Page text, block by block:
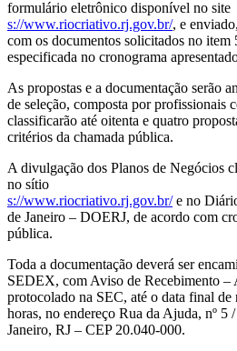
formulário eletrônico disponível no site
s://www.riocriativo.rj.gov.br/, e
com os documentos solicitados no item
especificada no cronograma
As propostas e a documentação serão
de seleção, composta por profissionais
classificarão até oitenta e quatro
critérios da chamada pública.
A divulgação dos Planos de Negócios
no sítio
s://www.riocriativo.rj.gov.br/e no
de Janeiro – DOERJ, de acordo com
pública.
Toda a documentação deverá ser
SEDEX, com Aviso de Recebimento –
protocolado na SEC, até o data final de
horas, no endereço Rua da Ajuda, nº 5
Janeiro, RJ – CEP 20.040-000.